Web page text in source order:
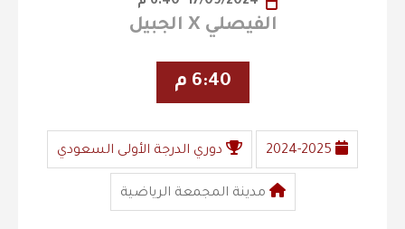
الفيصلي X الجبيل
6:40 م
2024-2025 دوري الدرجة الأولى السعودي
مدينة المجمعة الرياضية